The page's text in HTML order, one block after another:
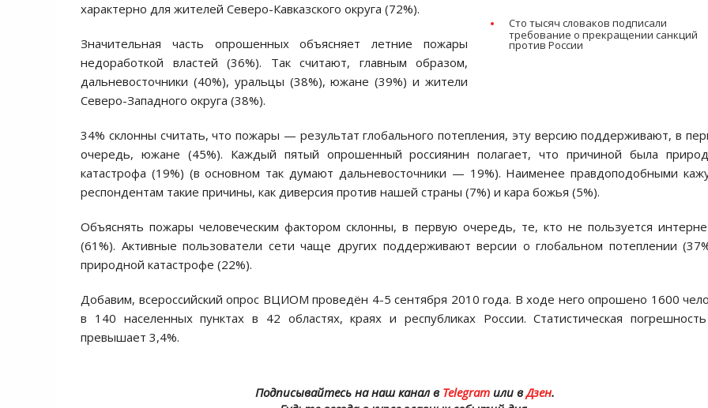
Сто тысяч словаков подписали
требование о прекращении санкций
против России
характерно для жителей Северо-Кавказского округа (72%).
Значительная часть опрошенных объясняет летние пожары
недоработкой властей (36%). Так считают, главным образом,
дальневосточники (40%), уральцы (38%), южане (39%) и жители
Северо-Западного округа (38%).
34% склонны считать, что пожары — результат глобального потепления, эту версию поддерживают, в
очередь, южане (45%). Каждый пятый опрошенный россиянин полагает, что причиной была
катастрофа (19%) (в основном так думают дальневосточники — 19%). Наименее правдоподобными
респондентам такие причины, как диверсия против нашей страны (7%) и кара божья (5%).
Объяснять пожары человеческим фактором склонны, в первую очередь, те, кто не пользуется
(61%). Активные пользователи сети чаще других поддерживают версии о глобальном потеплении
природной катастрофе (22%).
Добавим, всероссийский опрос ВЦИОМ проведён 4-5 сентября 2010 года. В ходе него опрошено 1600
в 140 населенных пунктах в 42 областях, краях и республиках России. Статистическая
превышает 3,4%.
Подписывайтесь на наш канал в Telegramили вДзен.